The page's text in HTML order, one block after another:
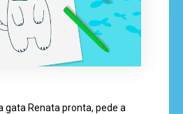
gata Renata pronta, pede a